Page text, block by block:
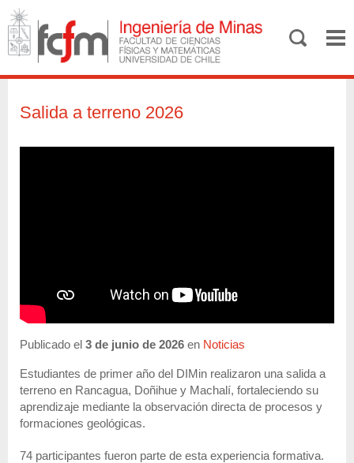
Salida a terreno 2026
Publicado el 3 de junio de 2026 en Noticias
Estudiantes de primer año del DIMin realizaron una salida a
terreno en Rancagua, Doñihue y Machalí, fortaleciendo su
aprendizaje mediante la observación directa de procesos y
formaciones geológicas.
74 participantes fueron parte de esta experiencia formativa.